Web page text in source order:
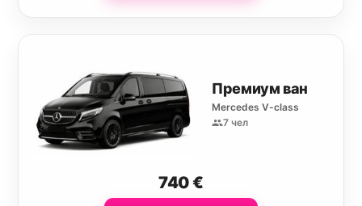
Премиум ван
Mercedes V-class
7 чел
740€